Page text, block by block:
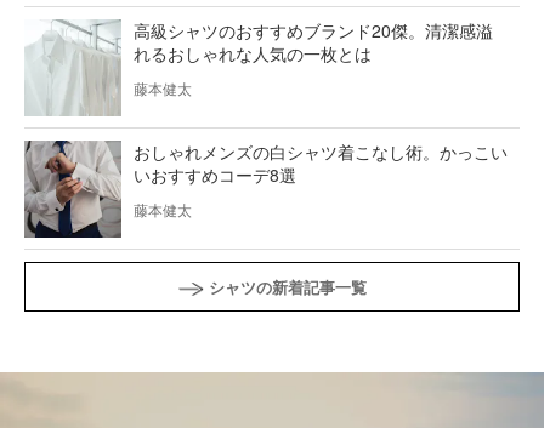
高級シャツのおすすめブランド20傑。清潔感溢
れるおしゃれな人気の一枚とは
藤本健太
おしゃれメンズの白シャツ着こなし術。かっこい
いおすすめコーデ8選
藤本健太
シャツの新着記事一覧